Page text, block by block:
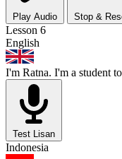
Play Audio Stop &
Lesson 6
English
I'm Ratna. I'm a student
Test Lisan
Indonesia